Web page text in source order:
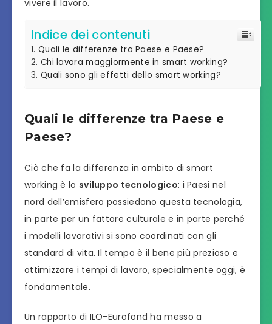
vivere il lavoro.
Indice dei contenuti
Quali le differenze tra Paese e Paese?
Chi lavora maggiormente in smart working?
Quali sono gli effetti dello smart working?
Quali le differenze tra Paese e
Paese?
Ciò che fa la differenza in ambito di smart
working è lo sviluppo tecnologico: i Paesi nel
nord dell’emisfero possiedono questa tecnologia,
in parte per un fattore culturale e in parte perché
i modelli lavorativi si sono coordinati con gli
standard di vita. Il tempo è il bene più prezioso e
ottimizzare i tempi di lavoro, specialmente oggi, è
fondamentale.
Un rapporto di ILO-Eurofond ha messo a